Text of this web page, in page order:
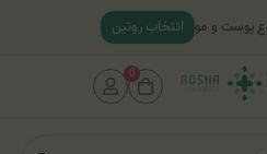
پوست و مو انتخاب روتین
0